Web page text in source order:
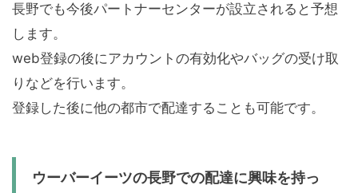
長野でも今後パートナーセンターが設立されると予想
します。
web登録の後にアカウントの有効化やバッグの受け取
りなどを行います。
登録した後に他の都市で配達することも可能です。
ウーバーイーツの長野での配達に興味を持っ